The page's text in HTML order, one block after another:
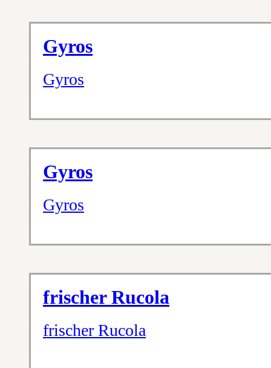
Gyros
Gyros
Gyros
Gyros
frischer Rucola
frischer Rucola